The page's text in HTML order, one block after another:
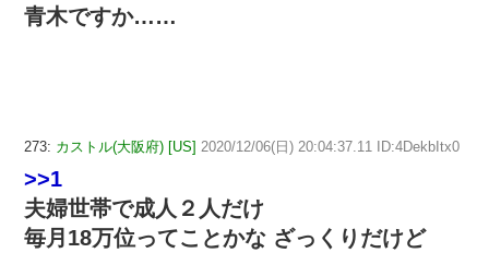
青木ですか……
273: カストル(大阪府) [US] 2020/12/06(日) 20:04:37.11 ID:4DekbItx0
>>1
夫婦世帯で成人２人だけ
毎月18万位ってことかな ざっくりだけど